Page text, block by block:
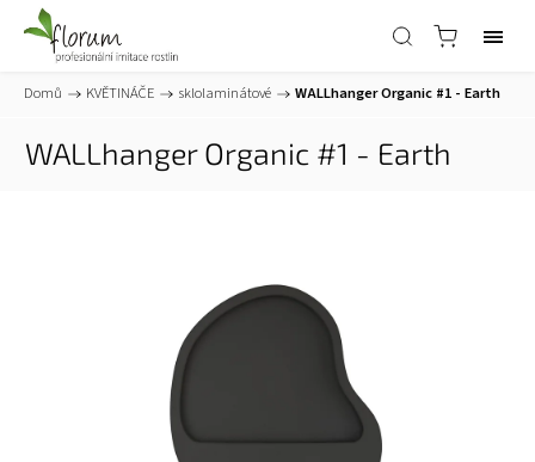
Domů / KVĚTINÁČE / sklolaminátové / WALLhanger Organic #1 - Earth
WALLhanger Organic #1 - Earth